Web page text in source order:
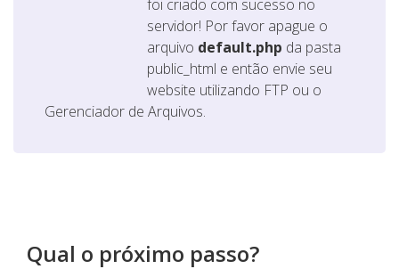
foi criado com sucesso no
servidor! Por favor apague o
arquivo default.php da pasta
public_html e então envie seu
website utilizando FTP ou o
Gerenciador de Arquivos.
Qual o próximo passo?